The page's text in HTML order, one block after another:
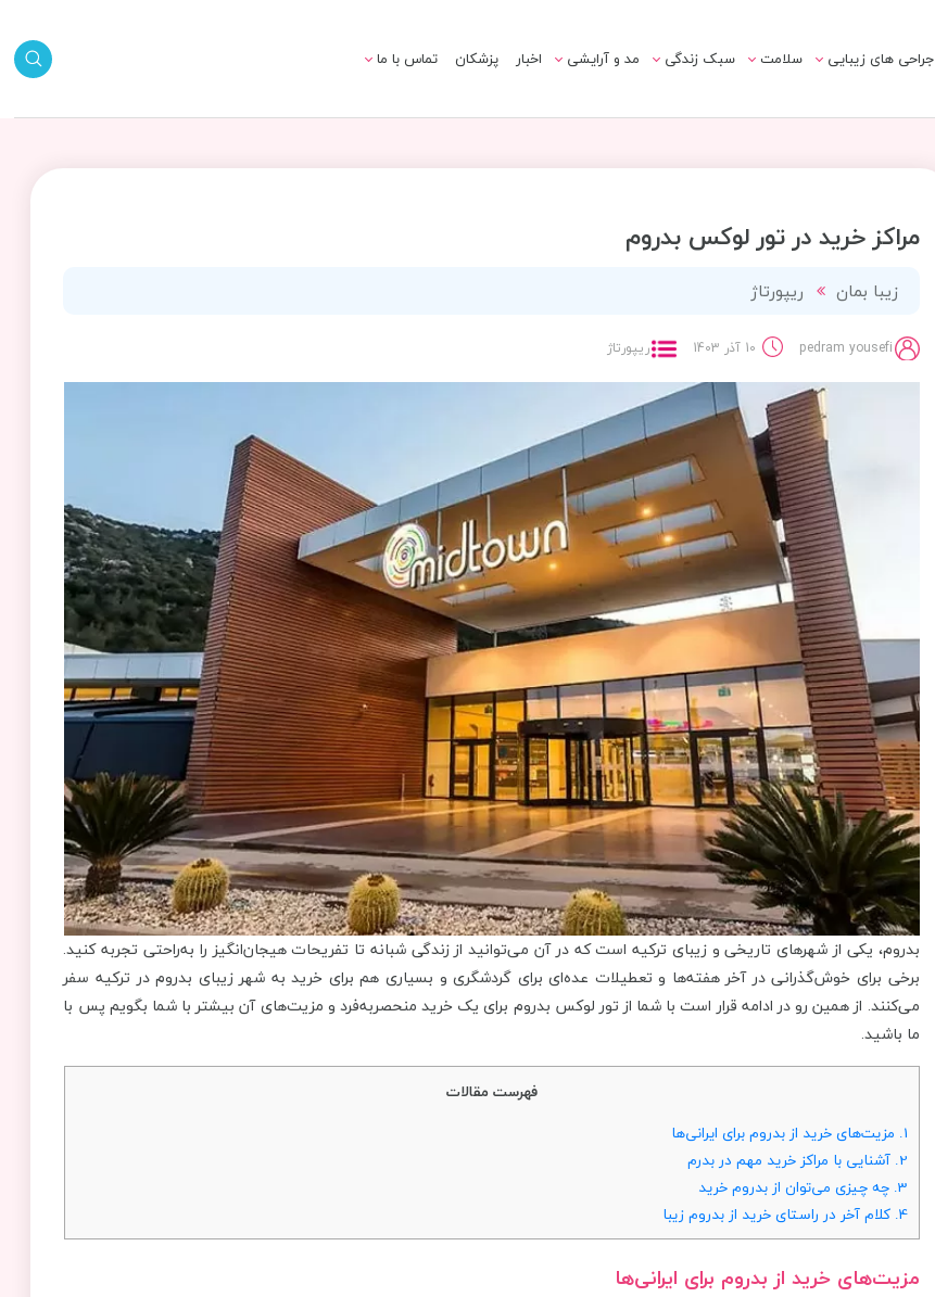
جراحی های زیبایی سلامت سبک زندگی مد و آرایشی اخبار پزشکان تماس با ما
مراکز خرید در تور لوکس بدروم
زیبا بمان ریپورتاژ
pedram yousefi 10 آذر 1403 ریپورتاژ
بدروم، یکی از شهرهای تاریخی و زیبای ترکیه است که در آن می‌توانید از زندگی شبانه تا تفریحات هیجان‌انگیز را به‌راحتی تجربه کنید.
برخی برای خوش‌گذرانی در آخر هفته‌ها و تعطیلات عده‌ای برای گردشگری و بسیاری هم برای خرید به شهر زیبای بدروم در ترکیه سفر
می‌کنند. از همین رو در ادامه قرار است با شما از تور لوکس بدروم برای یک خرید منحصربه‌فرد و مزیت‌های آن بیشتر با شما بگویم پس با
ما باشید.
فهرست مقالات
1. مزیت‌های خرید از بدروم برای ایرانی‌ها
2. آشنایی با مراکز خرید مهم در بدرم
3. چه چیزی می‌توان از بدروم خرید
4. کلام آخر در راستای خرید از بدروم زیبا
مزیت‌های خرید از بدروم برای ایرانی‌ها